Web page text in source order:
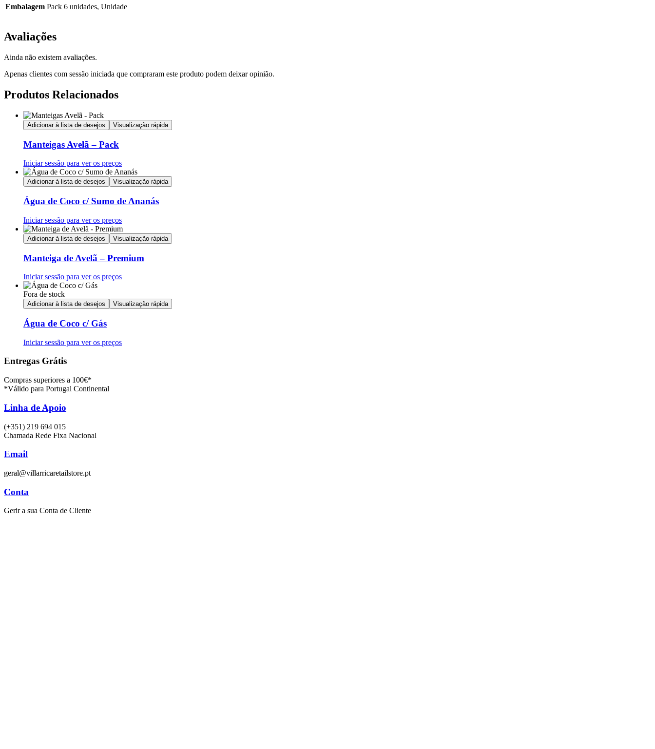
Embalagem Pack 6 unidades, Unidade
Avaliações
Ainda não existem avaliações.
Apenas clientes com sessão iniciada que compraram este produto podem deixar opinião.
Produtos Relacionados
Adicionar à lista de desejos Visualização rápida
Manteigas Avelã – Pack
Iniciar sessão para ver os preços
Adicionar à lista de desejos Visualização rápida
Água de Coco c/ Sumo de Ananás
Iniciar sessão para ver os preços
Adicionar à lista de desejos Visualização rápida
Manteiga de Avelã – Premium
Iniciar sessão para ver os preços
Fora de stock
Adicionar à lista de desejos Visualização rápida
Água de Coco c/ Gás
Iniciar sessão para ver os preços
Entregas Grátis
Compras superiores a 100€*
*Válido para Portugal Continental
Linha de Apoio
(+351) 219 694 015
Chamada Rede Fixa Nacional
Email
geral@villarricaretailstore.pt
Conta
Gerir a sua Conta de Cliente